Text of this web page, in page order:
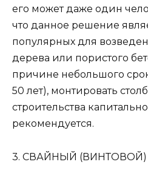
его может даже один
что данное решение
популярных для
дерева или пористого
причине небольшого
50 лет), монтировать
строительства
рекомендуется.
3. СВАЙНЫЙ